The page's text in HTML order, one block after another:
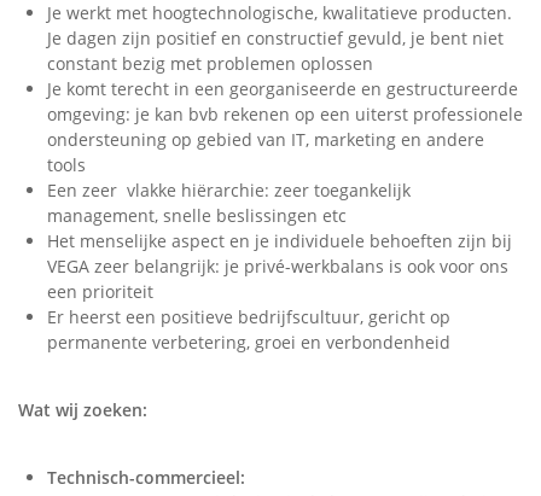
Je werkt met hoogtechnologische, kwalitatieve producten.
Je dagen zijn positief en constructief gevuld, je bent niet
constant bezig met problemen oplossen
Je komt terecht in een georganiseerde en gestructureerde
omgeving: je kan bvb rekenen op een uiterst professionele
ondersteuning op gebied van IT, marketing en andere
tools
Een zeer vlakke hiërarchie: zeer toegankelijk
management, snelle beslissingen etc
Het menselijke aspect en je individuele behoeften zijn bij
VEGA zeer belangrijk: je privé-werkbalans is ook voor ons
een prioriteit
Er heerst een positieve bedrijfscultuur, gericht op
permanente verbetering, groei en verbondenheid
Wat wij zoeken:
Technisch-commercieel: